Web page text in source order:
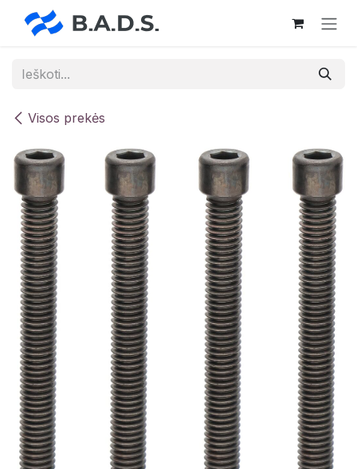
Skip to Content
Visos prekės